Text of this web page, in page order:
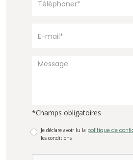
*Champs obligatoires
Je déclare avoir lu la politique de
les conditions